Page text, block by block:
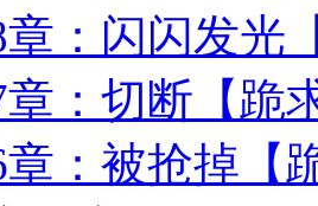
章：闪闪发光
章：切断【跪
章：被抢掉【